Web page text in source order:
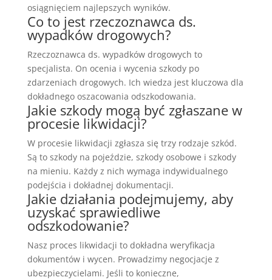
osiągnięciem najlepszych wyników.
Co to jest rzeczoznawca ds.
wypadków drogowych?
Rzeczoznawca ds. wypadków drogowych to
specjalista. On ocenia i wycenia szkody po
zdarzeniach drogowych. Ich wiedza jest kluczowa dla
dokładnego oszacowania odszkodowania.
Jakie szkody mogą być zgłaszane w
procesie likwidacji?
W procesie likwidacji zgłasza się trzy rodzaje szkód.
Są to szkody na pojeździe, szkody osobowe i szkody
na mieniu. Każdy z nich wymaga indywidualnego
podejścia i dokładnej dokumentacji.
Jakie działania podejmujemy, aby
uzyskać sprawiedliwe
odszkodowanie?
Nasz proces likwidacji to dokładna weryfikacja
dokumentów i wycen. Prowadzimy negocjacje z
ubezpieczycielami. Jeśli to konieczne,